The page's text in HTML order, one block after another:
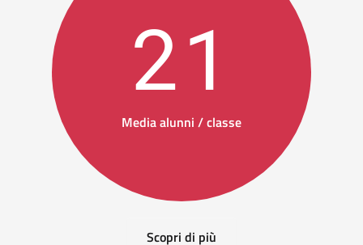
21
Media alunni / classe
Scopri di più